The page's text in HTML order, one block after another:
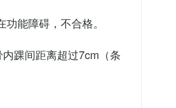
能障碍，不合格。
踝间距离超过7cm（条